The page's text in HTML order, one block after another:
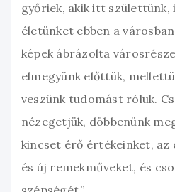
győriek, akik itt születtünk,
életünket ebben a
képek ábrázolta
elmegyünk előttük,
veszünk tudomást róluk.
nézegetjük, döbbenünk
kincset érő értékeinket, az
és új remekműveket, és